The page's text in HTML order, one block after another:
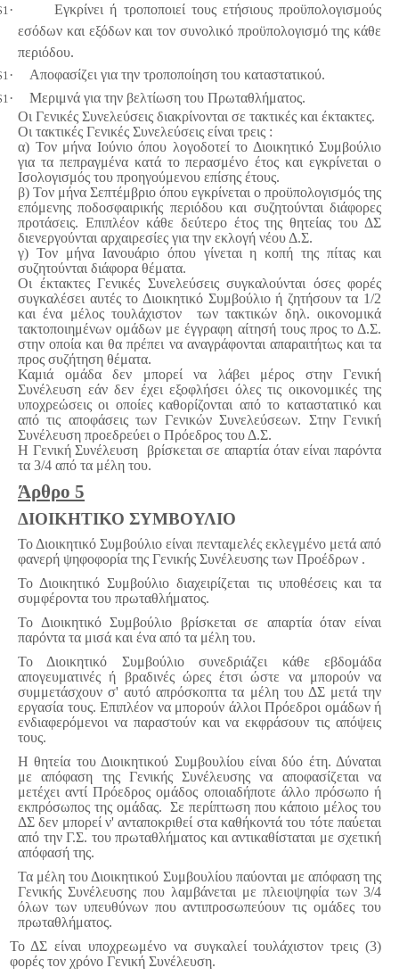
·
Εγκρίνει ή τροποποιεί τους ετήσιους προϋπολογισμούς
εσόδων και εξόδων και τον συνολικό προϋπολογισμό της κάθε
περιόδου.
· Αποφασίζει για την τροποποίηση του καταστατικού.
·
Μεριμνά για την βελτίωση του Πρωταθλήματος.
Οι Γενικές Συνελεύσεις διακρίνονται σε τακτικές και έκτακτες.
Οι τακτικές Γενικές Συνελεύσεις είναι τρεις :
α) Τον μήνα Ιούνιο όπου λογοδοτεί το Διοικητικό Συμβούλιο
για τα πεπραγμένα κατά το περασμένο έτος και εγκρίνεται ο
Ισολογισμός του προηγούμενου επίσης έτους.
β) Τον μήνα Σεπτέμβριο όπου εγκρίνεται ο προϋπολογισμός της
επόμενης ποδοσφαιρικής περιόδου και συζητούνται διάφορες
προτάσεις. Επιπλέον κάθε δεύτερο έτος της θητείας του ΔΣ
διενεργούνται αρχαιρεσίες για την εκλογή νέου Δ.Σ.
γ) Τον μήνα Ιανουάριο όπου γίνεται η κοπή της πίτας και
συζητούνται διάφορα θέματα.
Οι έκτακτες Γενικές Συνελεύσεις συγκαλούνται όσες φορές
συγκαλέσει αυτές το Διοικητικό Συμβούλιο ή ζητήσουν τα 1/2
και ένα μέλος τουλάχιστον των τακτικών δηλ. οικονομικά
τακτοποιημένων ομάδων με έγγραφη αίτησή τους προς το Δ.Σ.
στην οποία και θα πρέπει να αναγράφονται απαραιτήτως και τα
προς συζήτηση θέματα.
Καμιά ομάδα δεν μπορεί να λάβει μέρος στην Γενική
Συνέλευση εάν δεν έχει εξοφλήσει όλες τις οικονομικές της
υποχρεώσεις οι οποίες καθορίζονται από το καταστατικό και
από τις αποφάσεις των Γενικών Συνελεύσεων. Στην Γενική
Συνέλευση προεδρεύει ο Πρόεδρος του Δ.Σ.
Η Γενική Συνέλευση βρίσκεται σε απαρτία όταν είναι παρόντα
τα 3/4 από τα μέλη του.
Άρθρο 5
ΔΙΟΙΚΗΤΙΚΟ ΣΥΜΒΟΥΛΙΟ
Το Διοικητικό Συμβούλιο είναι πενταμελές εκλεγμένο μετά από
φανερή ψηφοφορία της Γενικής Συνέλευσης των Προέδρων .
Το Διοικητικό Συμβούλιο διαχειρίζεται τις υποθέσεις και τα
συμφέροντα του πρωταθλήματος.
Το Διοικητικό Συμβούλιο βρίσκεται σε απαρτία όταν είναι
παρόντα τα μισά και ένα από τα μέλη του.
Το Διοικητικό Συμβούλιο συνεδριάζει κάθε εβδομάδα
απογευματινές ή βραδινές ώρες έτσι ώστε να μπορούν να
συμμετάσχουν σ' αυτό απρόσκοπτα τα μέλη του ΔΣ μετά την
εργασία τους. Επιπλέον να μπορούν άλλοι Πρόεδροι ομάδων ή
ενδιαφερόμενοι να παραστούν και να εκφράσουν τις απόψεις
τους.
Η θητεία του Διοικητικού Συμβουλίου είναι δύο έτη. Δύναται
με απόφαση της Γενικής Συνέλευσης να αποφασίζεται να
μετέχει αντί Πρόεδρος ομάδος οποιαδήποτε άλλο πρόσωπο ή
εκπρόσωπος της ομάδας. Σε περίπτωση που κάποιο μέλος του
ΔΣ δεν μπορεί ν' ανταποκριθεί στα καθήκοντά του τότε παύεται
από την Γ.Σ. του πρωταθλήματος και αντικαθίσταται με σχετική
απόφασή της.
Τα μέλη του Διοικητικού Συμβουλίου παύονται με απόφαση της
Γενικής Συνέλευσης που λαμβάνεται με πλειοψηφία των 3/4
όλων των υπευθύνων που αντιπροσωπεύουν τις ομάδες του
πρωταθλήματος.
Το ΔΣ είναι υποχρεωμένο να συγκαλεί τουλάχιστον τρεις (3)
φορές τον χρόνο Γενική Συνέλευση.